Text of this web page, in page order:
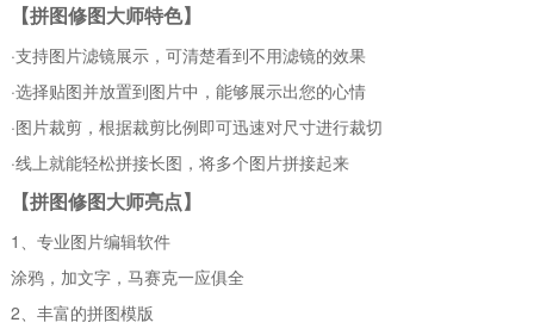
【拼图修图大师特色】
·支持图片滤镜展示，可清楚看到不用滤镜的效果
·选择贴图并放置到图片中，能够展示出您的心情
·图片裁剪，根据裁剪比例即可迅速对尺寸进行裁切
·线上就能轻松拼接长图，将多个图片拼接起来
【拼图修图大师亮点】
1、专业图片编辑软件
涂鸦，加文字，马赛克一应俱全
2、丰富的拼图模版